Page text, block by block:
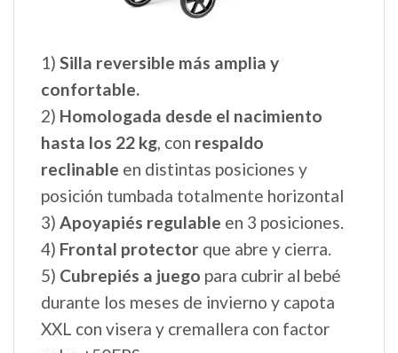
1) Silla reversible más amplia y
confortable.
2) Homologada desde el nacimiento
hasta los 22 kg, con respaldo
reclinable en distintas posiciones y
posición tumbada totalmente horizontal
3) Apoyapiés regulable en 3 posiciones.
4) Frontal protector que abre y cierra.
5) Cubrepiés a juego para cubrir al bebé
durante los meses de invierno y capota
XXL con visera y cremallera con factor